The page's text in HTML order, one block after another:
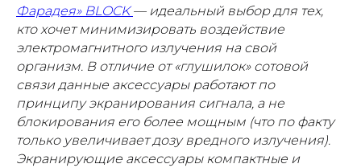
Фарадея» BLOCK— идеальный выбор для тех,
кто хочет минимизировать воздействие
электромагнитного излучения на свой
организм. В отличие от «глушилок» сотовой
связи данные аксессуары работают по
принципу экранирования сигнала, а не
блокирования его более мощным (что по факту
только увеличивает дозу вредного излучения).
Экранирующие аксессуары компактные и